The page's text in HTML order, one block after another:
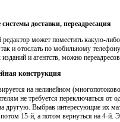
доставки, переадресация
редактор может поместить какую-
и отослать по мобильному
изданий и агентств, можно
конструкция
на нелинейном
не требуется переключаться от
другую. Выбрав интересующие их
15-й, а потом вернуться на 4-й.